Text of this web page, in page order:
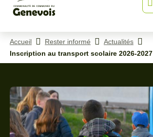
Accueil Rester informé
Actualités
Inscription au transport scolaire 2026-2027